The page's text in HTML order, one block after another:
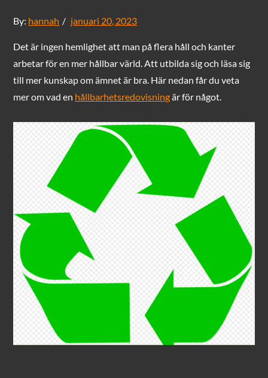
By: hannah
Posted
januari 20, 2023
Det är ingen hemlighet att man på flera håll och kanter
arbetar för en mer hållbar värld. Att utbilda sig och läsa sig
till mer kunskap om ämnet är bra. Här nedan får du veta
mer om vad en hållbarhetsredovisningär för något.